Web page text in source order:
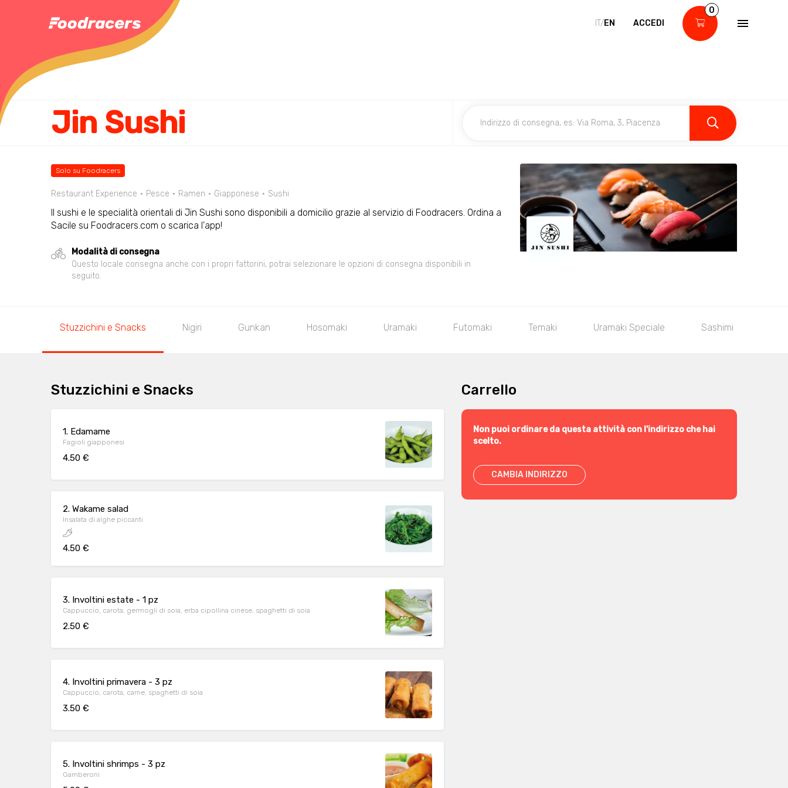
IT/EN ACCEDI
0
Jin Sushi
Solo su Foodracers
Restaurant Experience Pesce Ramen Giapponese Sushi
Il sushi e le specialità orientali di Jin Sushi sono disponibili a domicilio grazie al servizio di Foodracers. Ordina a
Sacile su Foodracers.com o scarica l'app!
Modalità di consegna
Questo locale consegna anche con i propri fattorini, potrai selezionare le opzioni di consegna disponibili in
seguito.
Stuzzichini e Snacks Nigiri Gunkan Hosomaki Uramaki Futomaki Temaki Uramaki Speciale Sashimi
Stuzzichini e Snacks
1. Edamame
Fagioli giapponesi
4.50 €
2. Wakame salad
Insalata di alghe piccanti
4.50 €
3. Involtini estate - 1 pz
Cappuccio, carota, germogli di soia, erba cipollina cinese, spaghetti di soia
2.50 €
4. Involtini primavera - 3 pz
Cappuccio, carota, carne, spaghetti di soia
3.50 €
5. Involtini shrimps - 3 pz
Gamberoni
Carrello
Non puoi ordinare da questa attività con l'indirizzo che hai
scelto.
CAMBIA INDIRIZZO